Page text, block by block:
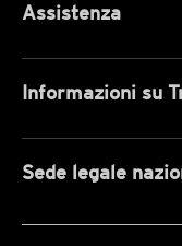
Assistenza
Informazioni su
Sede legale